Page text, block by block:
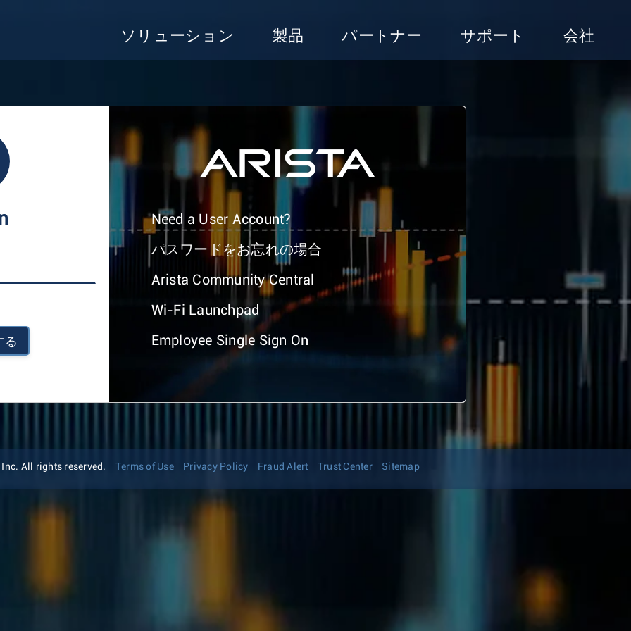
ソリューション 製品 パートナー サポート 会社
る
Need a User Account?
パスワードをお忘れの場合
Arista Community Central
Wi-Fi Launchpad
Employee Single Sign On
All rights reserved. Terms of Use Privacy Policy Fraud Alert Trust Center Sitemap